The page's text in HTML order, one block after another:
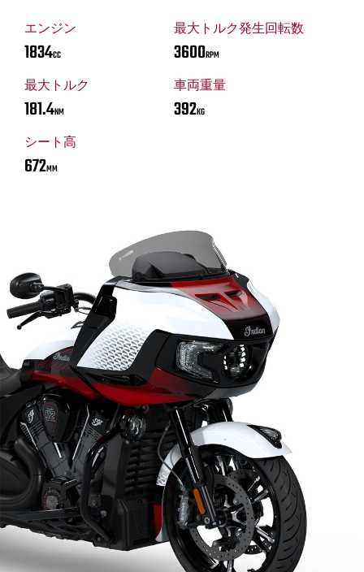
エンジン
1834CC
最大トルク発生回転数
3600RPM
最大トルク
181.4NM
車両重量
392KG
シート高
672MM